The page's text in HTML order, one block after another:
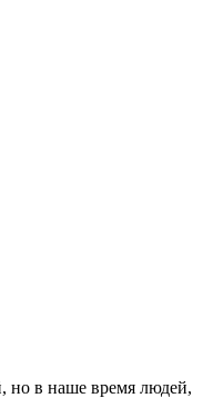
в наше время людей,